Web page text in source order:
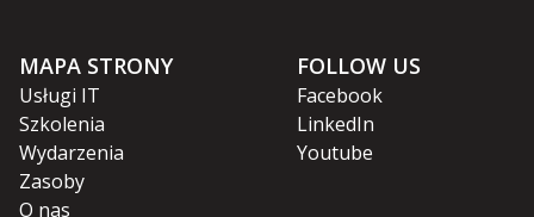
MAPA STRONY
Usługi IT
Szkolenia
Wydarzenia
Zasoby
O nas
FOLLOW US
Facebook
LinkedIn
Youtube